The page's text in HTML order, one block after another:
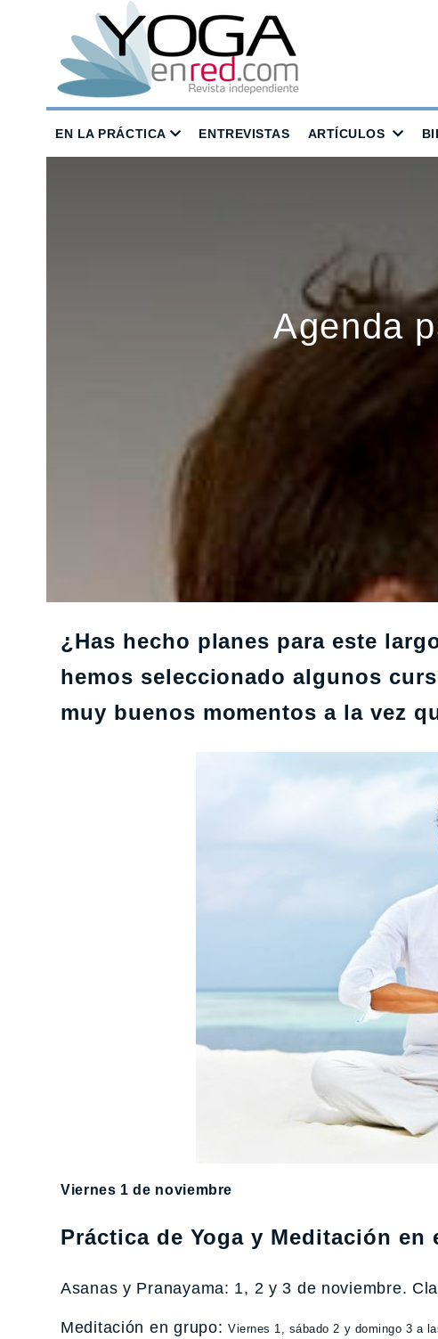
EN LA PRÁCTICA ENTREVISTAS ARTÍCULOS
Agenda
¿Has hecho planes para este
hemos seleccionado algunos
muy buenos momentos a la vez
Viernes 1 de noviembre
Práctica de Yoga y Meditación en
Asanas y Pranayama: 1, 2 y 3 de noviembre.
Meditación en grupo:Viernes 1, sábado 2 y domingo 3 a